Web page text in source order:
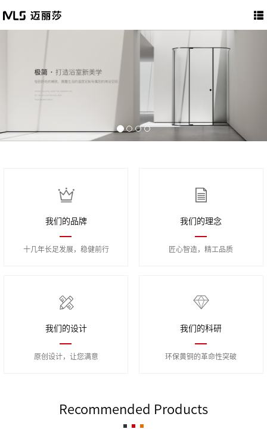
我们的品牌
十几年长足发展，稳健前行
我们的理念
匠心智造，精工品质
我们的设计
原创设计，让您满意
我们的科研
环保黄铜的革命性突破
Recommended Products